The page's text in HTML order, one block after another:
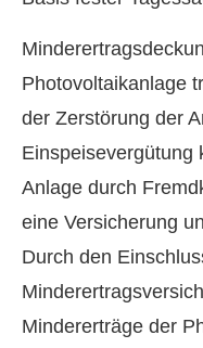
Photovoltaikanlage
der Zerstörung der
Einspeisevergütung
Anlage durch
eine Versicherung
Durch den
Mindererträge der